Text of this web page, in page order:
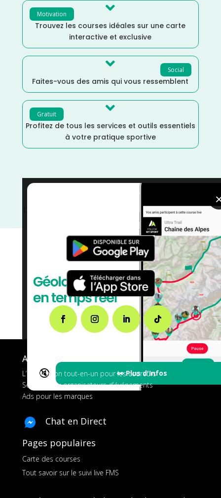
Motivation 
Trouvez les courses idéales sur une carte
interactive et exclusive
Social

Faites-vous des amis qui vous ressemblent
Gratuit 
Profitez de tous les services et outils essentiels
à votre pratique sportive
🔇 👀 Plus d'Infos
Distance Semi
Course sur Route/Course à
A propos de FMS
L’application tout-en-un pour les coureurs
Services aux organisateurs d’événements
Ads pour les marques
Chat en Direct
Pages populaires
Carte des courses
Tout savoir sur le suivi live FMS